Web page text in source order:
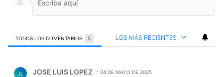
TODOS LOS COMENTARIOS 5 LOS MÁS RECIENTES
JL JOSE LUIS LOPEZ 24 DE MAYO DE 2025